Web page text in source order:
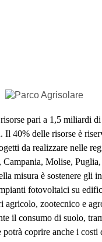
pari a 1,5 miliardi
40% delle risorse è
da realizzare nelle
Molise, Puglia,
misura è sostenere gli
fotovoltaici su
agricolo, zootecnico e
il consumo di suolo,
coprire anche i costi